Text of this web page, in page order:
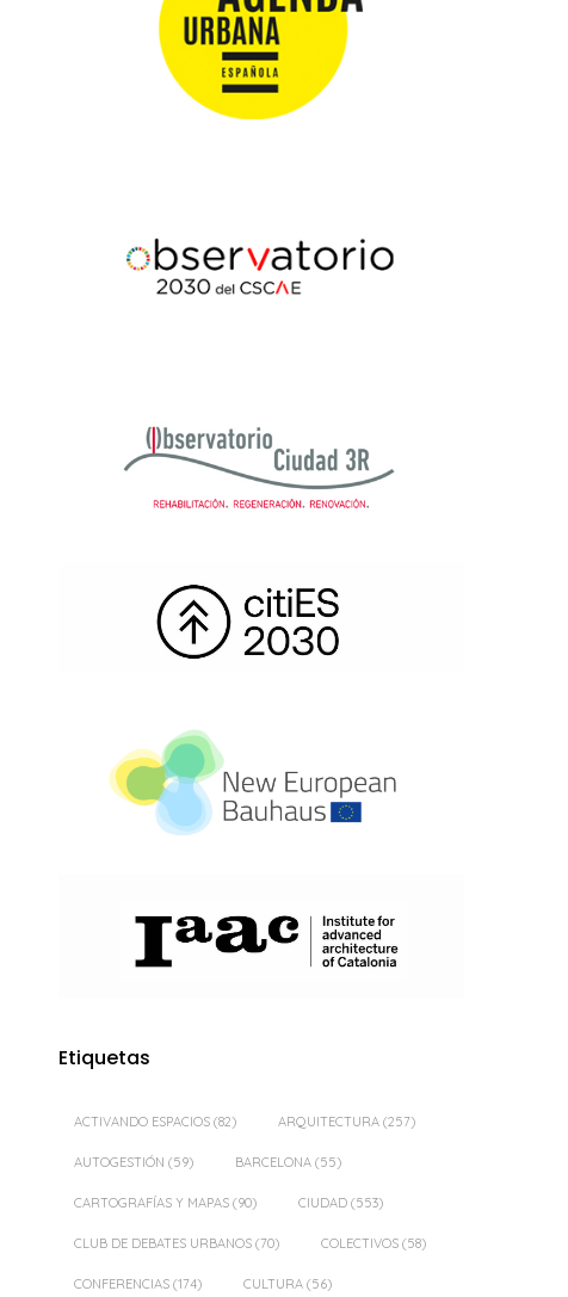
Etiquetas
ACTIVANDO ESPACIOS (82) ARQUITECTURA (257)
AUTOGESTIÓN (59) BARCELONA (55)
CARTOGRAFÍAS Y MAPAS (90) CIUDAD (553)
CLUB DE DEBATES URBANOS (70) COLECTIVOS (58)
CONFERENCIAS (174) CULTURA (56)